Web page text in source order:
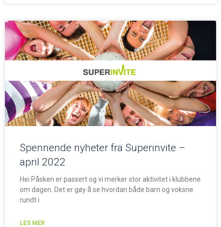
Spennende nyheter fra Superinvite –
april 2022
Hei Påsken er passert og vi merker stor aktivitet i klubbene
om dagen. Det er gøy å se hvordan både barn og voksne
rundt i
LES MER